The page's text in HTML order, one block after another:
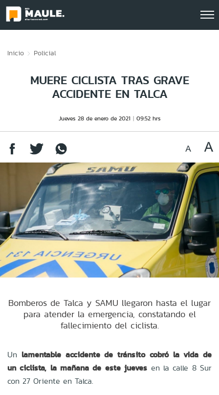
Inicio Policial
MUERE CICLISTA TRAS GRAVE
ACCIDENTE EN TALCA
Jueves 28 de enero de 2021 09:52 hrs
Bomberos de Talca y SAMU llegaron hasta el lugar
para atender la emergencia, constatando el
fallecimiento del ciclista.
Un lamentable accidente de tránsito cobró la vida de
un ciclista, la mañana de este jueves en la calle 8 Sur
con 27 Oriente en Talca.